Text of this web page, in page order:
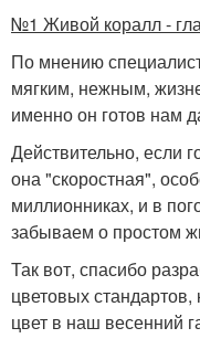
№1 Живой коралл -
По мнению
мягким, нежным,
именно он готов нам
Действительно, если
она "скоростная",
миллионниках, и в
забываем о простом
Так вот, спасибо
цветовых
цвет в наш весенний